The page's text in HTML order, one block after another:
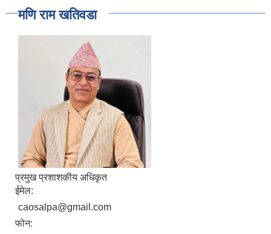
मणि राम खतिवडा
प्रमुख प्रशाशकीय अधिकृत
ईमेल:
caosalpa@gmail.com
फोन: